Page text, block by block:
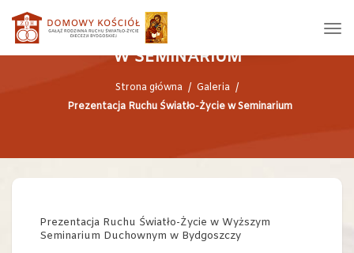
PREZENTACJA RUCHU ŚWIATŁO-ŻYCIE
W SEMINARIUM
Strona główna / Galeria /
Prezentacja Ruchu Światło-Życie w Seminarium
Prezentacja Ruchu Światło-Życie w Wyższym
Seminarium Duchownym w Bydgoszczy